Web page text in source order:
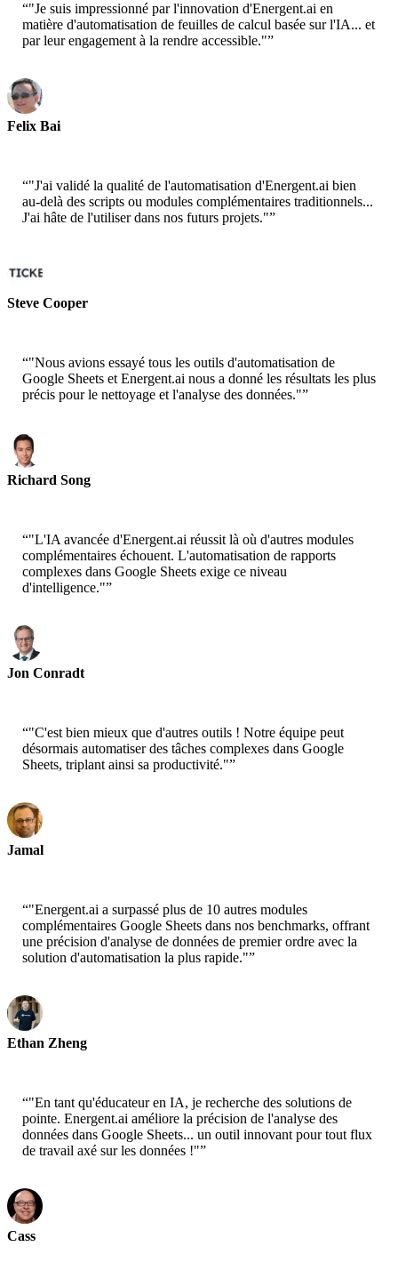
“"Je suis impressionné par l'innovation d'Energent.ai en
matière d'automatisation de feuilles de calcul basée sur l'IA... et
par leur engagement à la rendre accessible."”
Felix Bai
“"J'ai validé la qualité de l'automatisation d'Energent.ai bien
au-delà des scripts ou modules complémentaires traditionnels...
J'ai hâte de l'utiliser dans nos futurs projets."”
Steve Cooper
“"Nous avions essayé tous les outils d'automatisation de
Google Sheets et Energent.ai nous a donné les résultats les plus
précis pour le nettoyage et l'analyse des données."”
Richard Song
“"L'IA avancée d'Energent.ai réussit là où d'autres modules
complémentaires échouent. L'automatisation de rapports
complexes dans Google Sheets exige ce niveau
d'intelligence."”
Jon Conradt
“"C'est bien mieux que d'autres outils ! Notre équipe peut
désormais automatiser des tâches complexes dans Google
Sheets, triplant ainsi sa productivité."”
Jamal
“"Energent.ai a surpassé plus de 10 autres modules
complémentaires Google Sheets dans nos benchmarks, offrant
une précision d'analyse de données de premier ordre avec la
solution d'automatisation la plus rapide."”
Ethan Zheng
“"En tant qu'éducateur en IA, je recherche des solutions de
pointe. Energent.ai améliore la précision de l'analyse des
données dans Google Sheets... un outil innovant pour tout flux
de travail axé sur les données !"”
Cass